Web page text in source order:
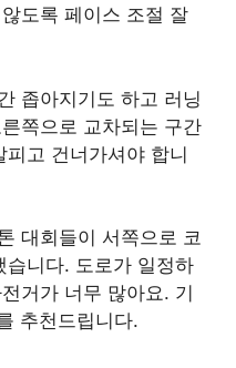
도록 페이스 조절 잘
좁아지기도 하고 러닝
쪽으로 교차되는 구간
고 건너가셔야 합니
대회들이 서쪽으로 코
습니다. 도로가 일정하
거가 너무 많아요. 기
추천드립니다.